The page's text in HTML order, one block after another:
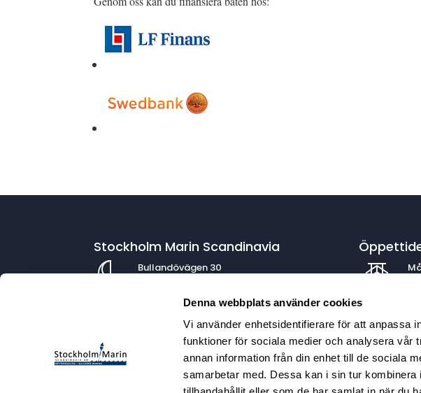
Denna webbplats använder cookies
Vi använder enhetsidentifierare för att anpassa
funktioner för sociala medier och analysera vår
annan information från din enhet till de sociala
samarbetar med. Dessa kan i sin tur
Stockholm Marin Scandinavia
Bullandövägen 30
Kontaktuppgifter
info@stockholmmarin.se
08-571 451 20
Köpa båt